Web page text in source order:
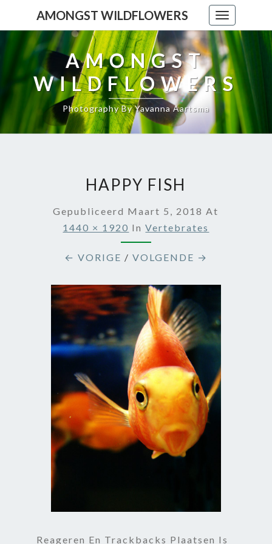
Toggle
navigation
AMONGST WILDFLOWERS
AMONGST
WILDFLOWERS
Photography By Yavanna Aartsma
HAPPY FISH
Gepubliceerd Maart 5, 2018 At
1440 × 1920 InVertebrates
← VORIGE / VOLGENDE →
Reageren En Trackbacks Plaatsen Is